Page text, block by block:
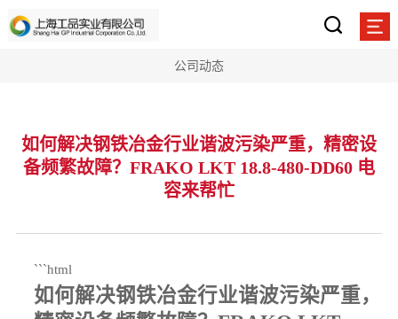
公司动态
如何解决钢铁冶金行业谐波污染严重，精密设
备频繁故障？FRAKO LKT 18.8-480-DD60 电
容来帮忙
```html
如何解决钢铁冶金行业谐波污染严重，